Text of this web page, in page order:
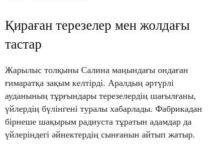
Қираған терезелер мен жолдағы
тастар
Жарылыс толқыны Салина маңындағы ондаған
ғимаратқа зақым келтірді. Аралдың әртүрлі
ауданының тұрғындары терезелердің шағылғаны,
үйлердің бүлінгені туралы хабарлады. Фабрикадан
бірнеше шақырым радиуста тұратын адамдар да
үйлеріндегі әйнектердің сынғанын айтып жатыр.